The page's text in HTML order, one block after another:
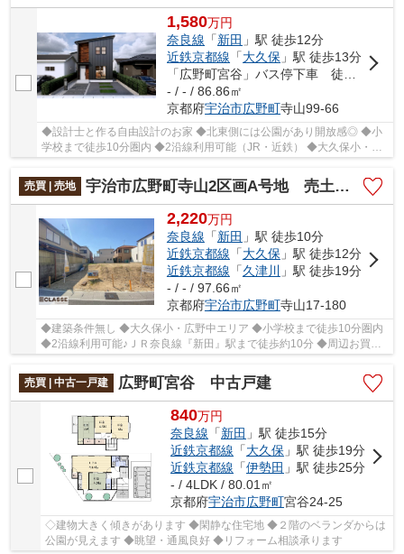
1,580万円
奈良線 「新田 」駅 徒歩12分
近鉄京都線 「大久保 」駅 徒歩13分
「広野町宮谷」バス停下車 徒歩5分
- / - / 86.86㎡
京都府宇治市広野町寺山99-66
◆設計士と作る自由設計のお家 ◆北東側には公園があり開放感◎ ◆小
学校まで徒歩10分圏内 ◆2沿線利用可能（JR・近鉄） ◆大久保小・広
売買 | 売地
宇治市広野町寺山2区画A号地 売土地 建築条件無し
2,220万円
奈良線 「新田 」駅 徒歩10分
近鉄京都線 「大久保」駅 徒歩12分
近鉄京都線 「久津川
」駅 徒歩19分
- / - / 97.66㎡
京都府宇治市広野町寺山17-180
◆建築条件無し ◆大久保小・広野中エリア ◆小学校まで徒歩10分圏内
◆2沿線利用可能♪ＪＲ奈良線『新田』駅まで徒歩約10分 ◆周辺お買い
売買 | 中古一戸建
広野町宮谷 中古戸建
840万円
奈良線 「新田 」駅 徒歩15分
近鉄京都線 「大久保 」駅 徒歩19分
近鉄京都線 「伊勢田 」駅 徒歩25分
- / 4LDK / 80.01㎡
京都府宇治市広野町宮谷24-25
◇建物大きく傾きがあります ◆閑静な住宅地 ◆２階のベランダからは
公園が見えます ◆眺望・通風良好 ◆リフォーム相談承ります